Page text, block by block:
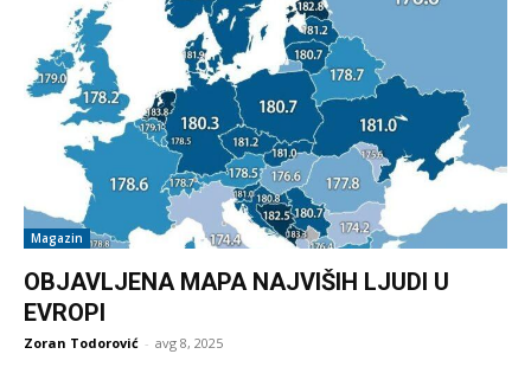
Magazin
OBJAVLJENA MAPA NAJVIŠIH LJUDI U
EVROPI
Zoran Todorović - avg 8, 2025